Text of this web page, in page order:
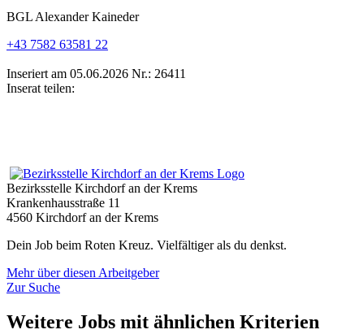
BGL Alexander Kaineder
+43 7582 63581 22
Inseriert am 05.06.2026 Nr.: 26411
Inserat teilen:
Bezirksstelle Kirchdorf an der Krems
Krankenhausstraße 11
4560 Kirchdorf an der Krems
Dein Job beim Roten Kreuz. Vielfältiger als du denkst.
Mehr über diesen Arbeitgeber
Zur Suche
Weitere Jobs mit ähnlichen Kriterien